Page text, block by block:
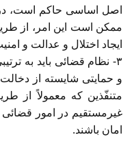
اصل اساسی حاکم است، در
ممکن است این امر، از
ایجاد اختلال و عدالت و
۳- نظام قضائی باید به
و حمایتی شایسته از
متنفّذین که معمولاً از
غیرمستقیم در امور قضائی
امان باشند.